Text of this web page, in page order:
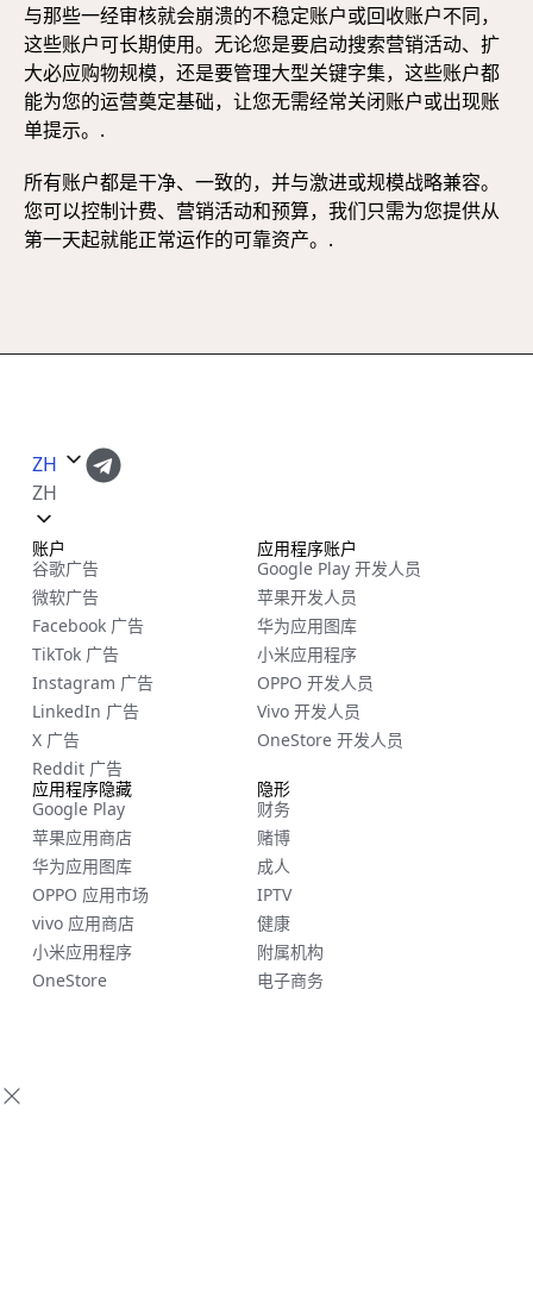
与那些一经审核就会崩溃的不稳定账户或回收账户不同，
这些账户可长期使用。无论您是要启动搜索营销活动、扩
大必应购物规模，还是要管理大型关键字集，这些账户都
能为您的运营奠定基础，让您无需经常关闭账户或出现账
单提示。.
所有账户都是干净、一致的，并与激进或规模战略兼容。
您可以控制计费、营销活动和预算，我们只需为您提供从
第一天起就能正常运作的可靠资产。.
ZH
ZH
账户
谷歌广告
微软广告
Facebook 广告
TikTok 广告
Instagram 广告
LinkedIn 广告
X 广告
Reddit 广告
隐形
财务
赌博
成人
IPTV
健康
附属机构
电子商务
应用程序账户
Google Play 开发人员
苹果开发人员
华为应用图库
小米应用程序
OPPO 开发人员
Vivo 开发人员
OneStore 开发人员
应用程序隐藏
Google Play
苹果应用商店
华为应用图库
OPPO 应用市场
vivo 应用商店
小米应用程序
OneStore